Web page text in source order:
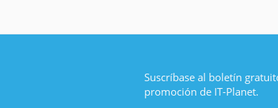
Suscríbase al boletín
promoción de IT-Planet.